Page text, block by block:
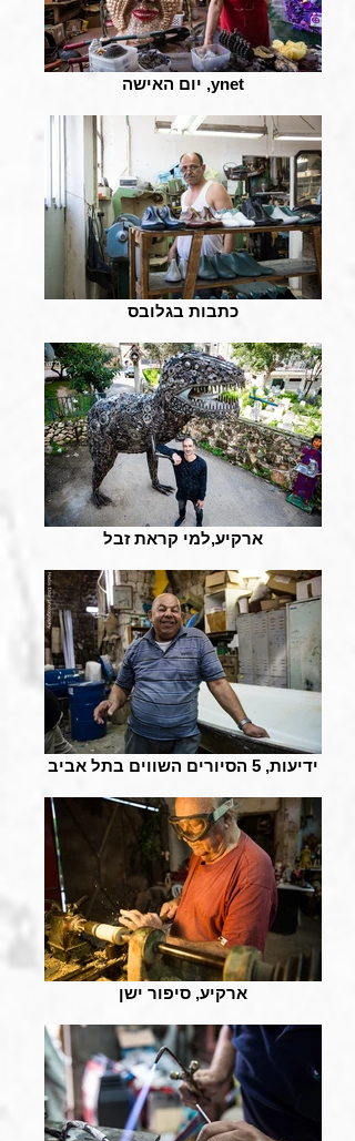
יום האישה ,ynet
כתבות בגלובס
ארקיע,למי קראת זבל
ידיעות, 5 הסיורים השווים בתל אביב
ארקיע, סיפור ישן